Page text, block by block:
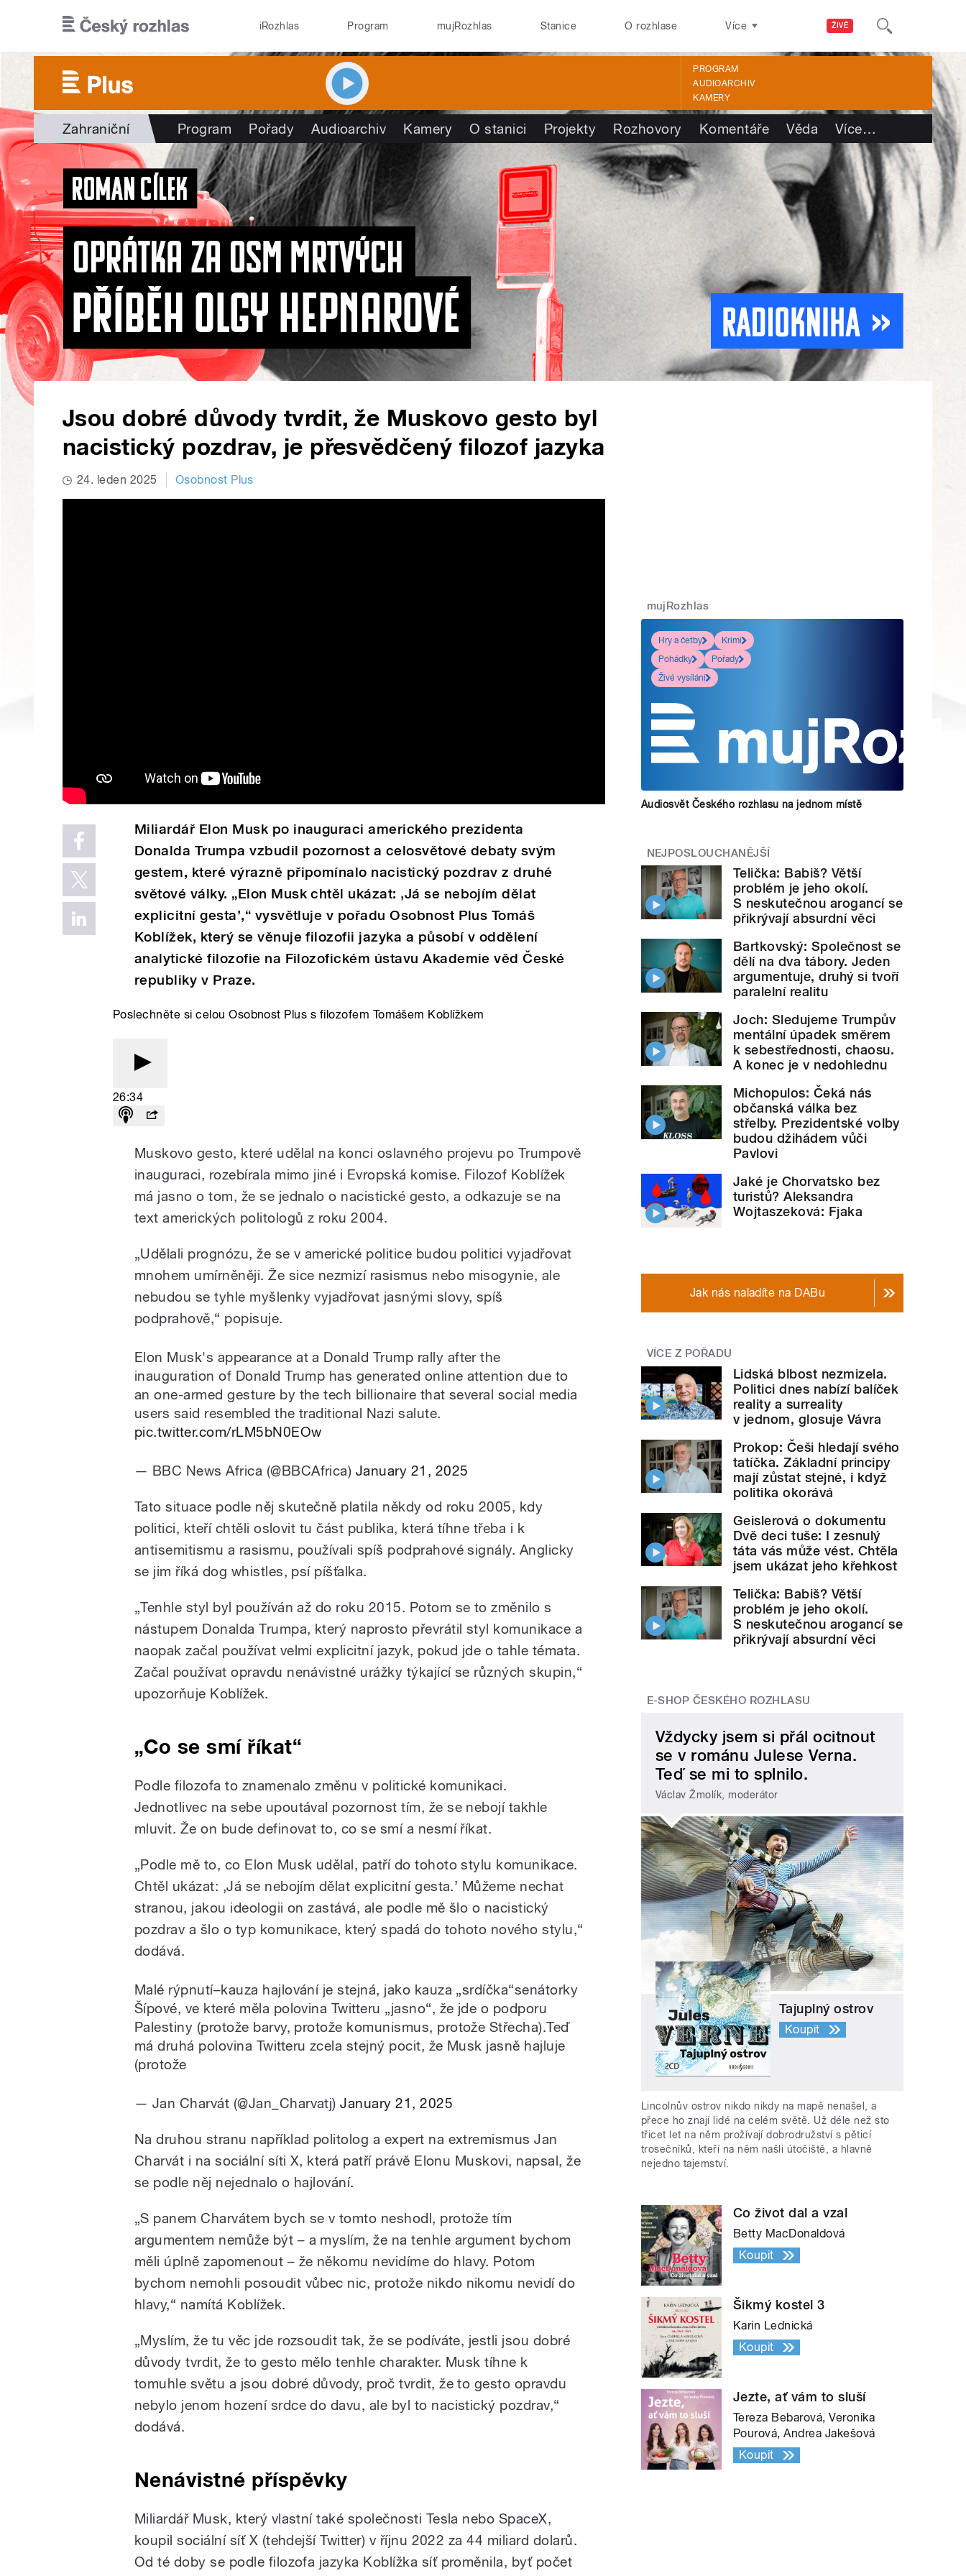
ŽIVĚ
iRozhlas Program mujRozhlas Stanice O rozhlase Více
PROGRAM
AUDIOARCHIV
KAMERY
Zahraniční Program Pořady Audioarchiv Kamery O stanici Projekty Rozhovory Komentáře Věda Více…
Jsou dobré důvody tvrdit, že Muskovo gesto byl
nacistický pozdrav, je přesvědčený filozof jazyka
24. leden 2025 Osobnost Plus
Miliardář Elon Musk po inauguraci amerického prezidenta
Donalda Trumpa vzbudil pozornost a celosvětové debaty svým
gestem, které výrazně připomínalo nacistický pozdrav z druhé
světové války. „Elon Musk chtěl ukázat: ‚Já se nebojím dělat
explicitní gesta’,“ vysvětluje v pořadu Osobnost Plus Tomáš
Koblížek, který se věnuje filozofii jazyka a působí v oddělení
analytické filozofie na Filozofickém ústavu Akademie věd České
republiky v Praze.
Poslechněte si celou Osobnost Plus s filozofem Tomášem Koblížkem
26:34
Muskovo gesto, které udělal na konci oslavného projevu po Trumpově
inauguraci, rozebírala mimo jiné i Evropská komise. Filozof Koblížek
má jasno o tom, že se jednalo o nacistické gesto, a odkazuje se na
text amerických politologů z roku 2004.
„Udělali prognózu, že se v americké politice budou politici vyjadřovat
mnohem umírněněji. Že sice nezmizí rasismus nebo misogynie, ale
nebudou se tyhle myšlenky vyjadřovat jasnými slovy, spíš
podprahově,“ popisuje.
Elon Musk's appearance at a Donald Trump rally after the
inauguration of Donald Trump has generated online attention due to
an one-armed gesture by the tech billionaire that several social media
users said resembled the traditional Nazi salute.
pic.twitter.com/rLM5bN0EOw
— BBC News Africa (@BBCAfrica) January 21, 2025
Tato situace podle něj skutečně platila někdy od roku 2005, kdy
politici, kteří chtěli oslovit tu část publika, která tíhne třeba i k
antisemitismu a rasismu, používali spíš podprahové signály. Anglicky
se jim říká dog whistles, psí píšťalka.
„Tenhle styl byl používán až do roku 2015. Potom se to změnilo s
nástupem Donalda Trumpa, který naprosto převrátil styl komunikace a
naopak začal používat velmi explicitní jazyk, pokud jde o tahle témata.
Začal používat opravdu nenávistné urážky týkající se různých skupin,“
upozorňuje Koblížek.
„Co se smí říkat“
Podle filozofa to znamenalo změnu v politické komunikaci.
Jednotlivec na sebe upoutával pozornost tím, že se nebojí takhle
mluvit. Že on bude definovat to, co se smí a nesmí říkat.
„Podle mě to, co Elon Musk udělal, patří do tohoto stylu komunikace.
Chtěl ukázat: ‚Já se nebojím dělat explicitní gesta.’ Můžeme nechat
stranou, jakou ideologii on zastává, ale podle mě šlo o nacistický
pozdrav a šlo o typ komunikace, který spadá do tohoto nového stylu,“
dodává.
Malé rýpnutí–kauza hajlování je stejná, jako kauza „srdíčka“senátorky
Šípové, ve které měla polovina Twitteru „jasno“, že jde o podporu
Palestiny (protože barvy, protože komunismus, protože Střecha).Teď
má druhá polovina Twitteru zcela stejný pocit, že Musk jasně hajluje
(protože
— Jan Charvát (@Jan_Charvatj)January 21, 2025
Na druhou stranu například politolog a expert na extremismus Jan
Charvát i na sociální síti X, která patří právě Elonu Muskovi, napsal, že
se podle něj nejednalo o hajlování.
„S panem Charvátem bych se v tomto neshodl, protože tím
argumentem nemůže být – a myslím, že na tenhle argument bychom
měli úplně zapomenout – že někomu nevidíme do hlavy. Potom
bychom nemohli posoudit vůbec nic, protože nikdo nikomu nevidí do
hlavy,“ namítá Koblížek.
„Myslím, že tu věc jde rozsoudit tak, že se podíváte, jestli jsou dobré
důvody tvrdit, že to gesto mělo tenhle charakter. Musk tíhne k
tomuhle světu a jsou dobré důvody, proč tvrdit, že to gesto opravdu
nebylo jenom hození srdce do davu, ale byl to nacistický pozdrav,“
dodává.
Nenávistné příspěvky
Miliardář Musk, který vlastní také společnosti Tesla nebo SpaceX,
koupil sociální síť X (tehdejší Twitter) v říjnu 2022 za 44 miliard dolarů.
Od té doby se podle filozofa jazyka Koblížka síť proměnila, byť počet
mujRozhlas
Hry a četby
Krimi
Pohádky
Pořady
Živé vysílání
Audiosvět Českého rozhlasu na jednom místě
NEJPOSLOUCHANĚJŠÍ
Telička: Babiš? Větší
problém je jeho okolí.
S neskutečnou arogancí se
přikrývají absurdní věci
Bartkovský: Společnost se
dělí na dva tábory. Jeden
argumentuje, druhý si tvoří
paralelní realitu
Joch: Sledujeme Trumpův
mentální úpadek směrem
k sebestřednosti, chaosu.
A konec je v nedohlednu
Michopulos: Čeká nás
občanská válka bez
střelby. Prezidentské volby
budou džihádem vůči
Pavlovi
Jaké je Chorvatsko bez
turistů? Aleksandra
Wojtaszeková: Fjaka
Jak nás naladíte na DABu
VÍCE Z POŘADU
Lidská blbost nezmizela.
Politici dnes nabízí balíček
reality a surreality
v jednom, glosuje Vávra
Prokop: Češi hledají svého
tatíčka. Základní principy
mají zůstat stejné, i když
politika okorává
Geislerová o dokumentu
Dvě deci tuše: I zesnulý
táta vás může vést. Chtěla
jsem ukázat jeho křehkost
Telička: Babiš? Větší
problém je jeho okolí.
S neskutečnou arogancí se
přikrývají absurdní věci
E-SHOP ČESKÉHO ROZHLASU
Vždycky jsem si přál ocitnout
se v románu Julese Verna.
Teď se mi to splnilo.
Václav Žmolík, moderátor
Tajuplný ostrov
Koupit
Lincolnův ostrov nikdo nikdy na mapě nenašel, a
přece ho znají lidé na celém světě. Už déle než sto
třicet let na něm prožívají dobrodružství s pěticí
trosečníků, kteří na něm našli útočiště, a hlavně
nejedno tajemství.
Co život dal a vzal
Betty MacDonaldová
Koupit
Šikmý kostel 3
Karin Lednická
Koupit
Jezte, ať vám to sluší
Tereza Bebarová, Veronika
Pourová, Andrea Jakešová
Koupit